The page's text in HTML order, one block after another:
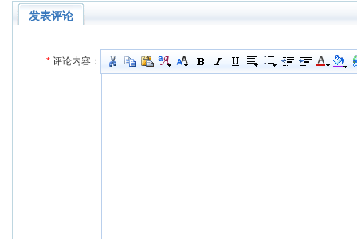
发表评论
* 评论内容：